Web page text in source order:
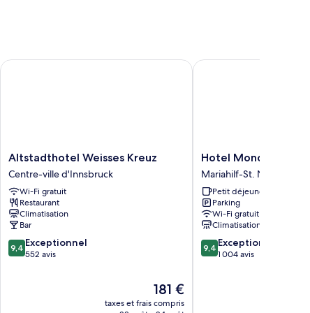
Altstadthotel
Weisses
Kreuz
Centre-
ville
d'Innsbruck
Altstadthotel Weisses Kreuz
Centre-ville d'Innsbruck
Wi-Fi gratuit
Restaurant
Climatisation
Bar
9.4
sur
9,4 Exceptionnel
552 avis
Le
nouveau
181 €
taxes et frais compris
Altstadthotel Weisses Kreuz
Hotel
Mondschein
Mariahilf-
St.
Nikolaus
Hotel Mondschein
Mariahilf-St. Nikolaus
Petit déjeuner gratuit
Parking
Wi-Fi gratuit
Climatisation
9.4
sur
9,4 Exceptionnel
1 004 avis
Hotel Mondschein